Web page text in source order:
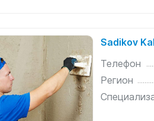
Sadikov
Телефон
Регион